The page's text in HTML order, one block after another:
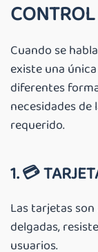
Cuando se
existe una
diferentes
necesidades
requerido.
1. 💳
Las tarjetas
delgadas,
usuarios.